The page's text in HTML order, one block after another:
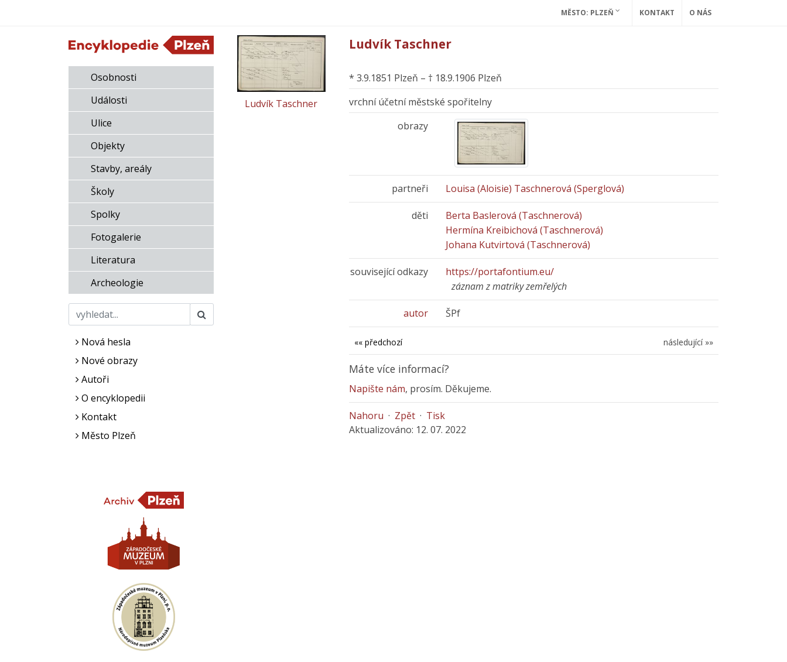
MĚSTO: PLZEŇ KONTAKT O NÁS
Osobnosti
Události
Ulice
Objekty
Stavby, areály
Školy
Spolky
Fotogalerie
Literatura
Archeologie
Nová hesla
Nové obrazy
Autoři
O encyklopedii
Kontakt
Město Plzeň
Ludvík Taschner
Ludvík Taschner
* 3.9.1851 Plzeň – † 18.9.1906 Plzeň
vrchní účetní městské spořitelny
obrazy
partneři Louisa (Aloisie) Taschnerová (Sperglová)
děti
Berta Baslerová (Taschnerová)
Hermína Kreibichová (Taschnerová)
Johana Kutvirtová (Taschnerová)
související odkazy
https://portafontium.eu/
záznam z matriky zemřelých
autor ŠPf
následující »»
«« předchozí
Máte více informací?
Napište nám, prosím. Děkujeme.
Nahoru · Zpět · Tisk
Aktualizováno: 12. 07. 2022